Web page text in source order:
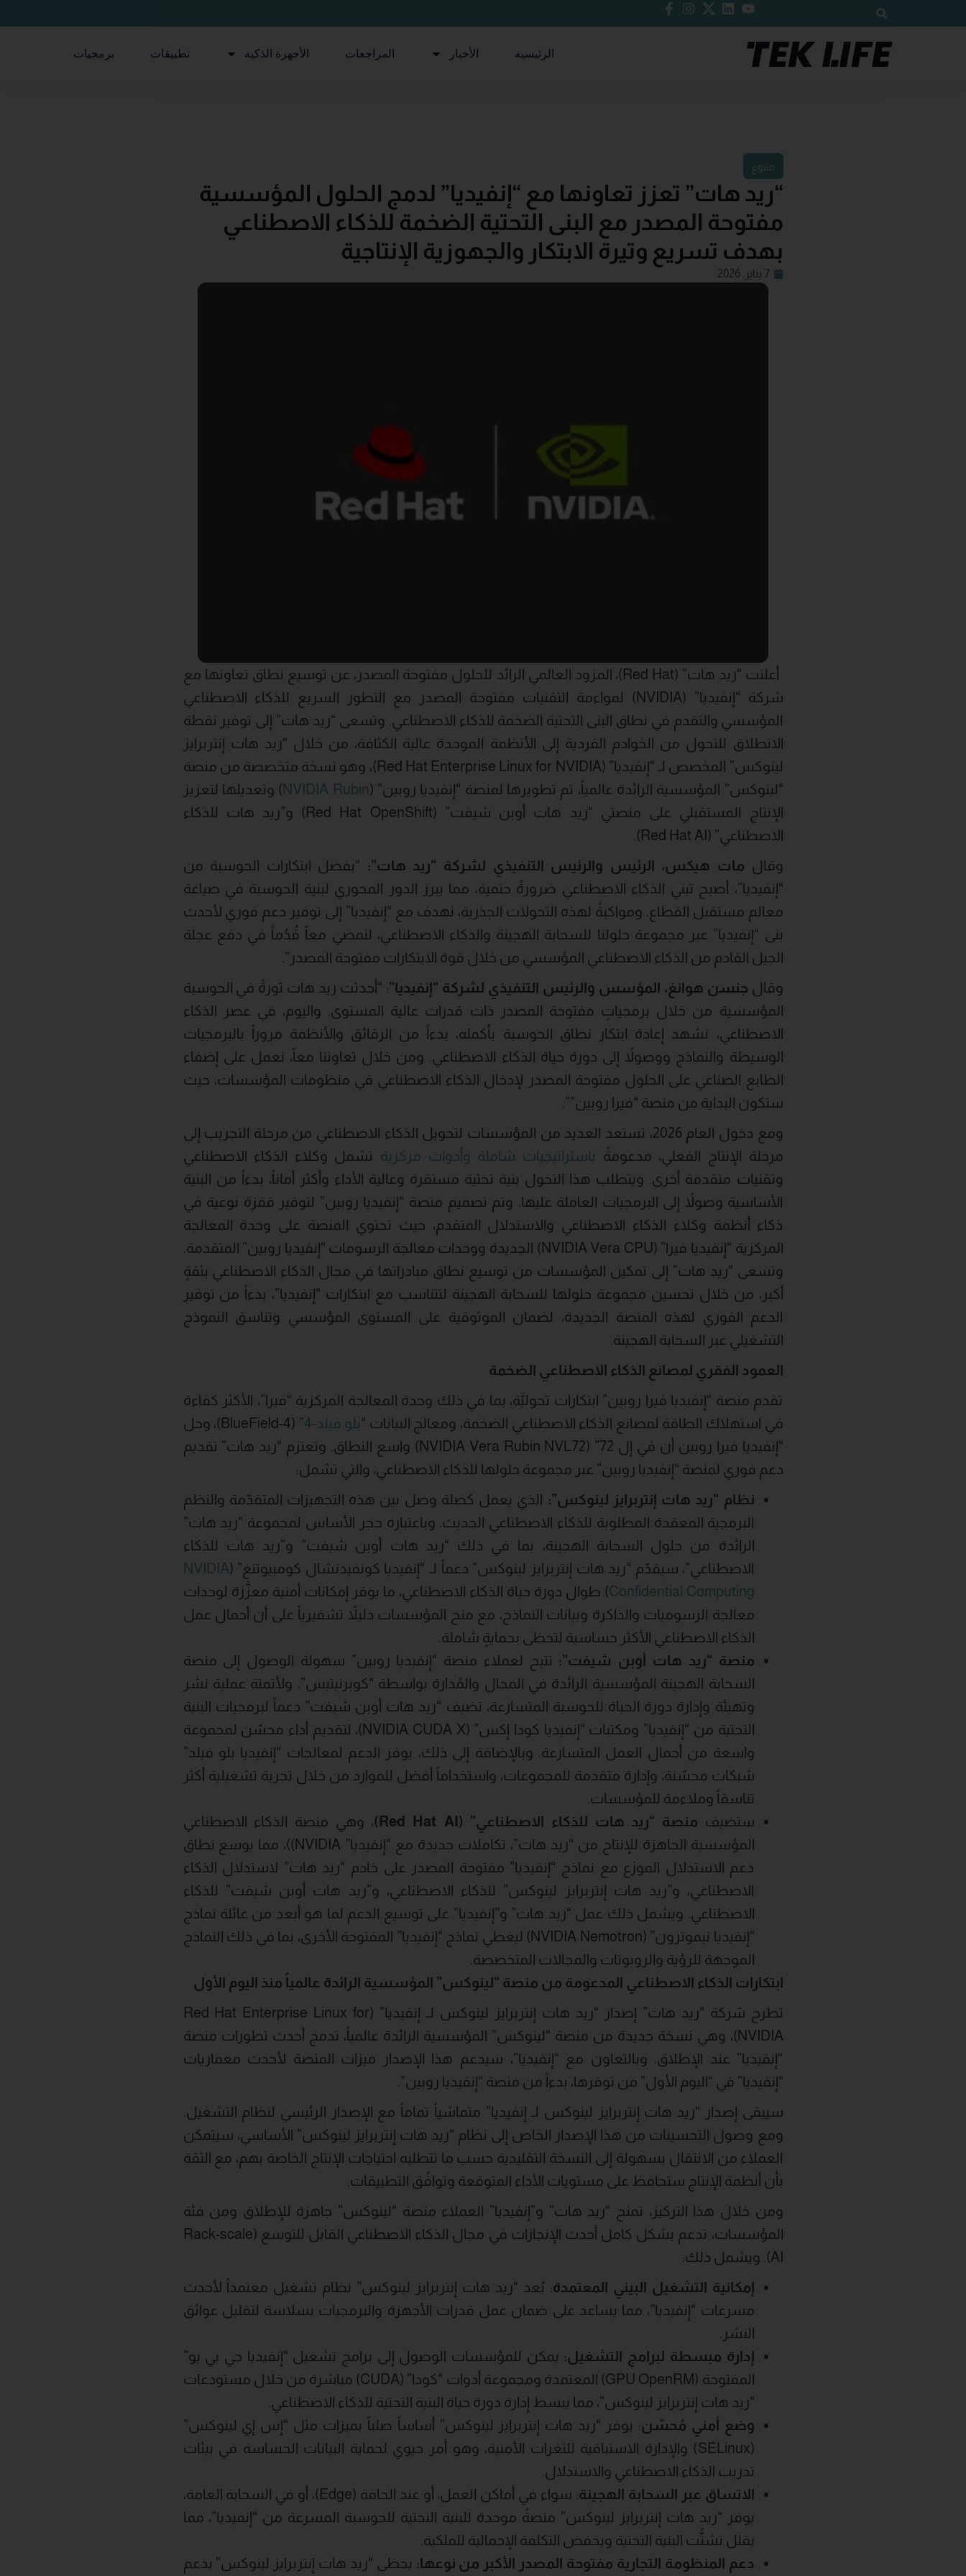
الرئيسية الأخبار المراجعات الأجهزة الذكية تطبيقات برمجيات
متنوع
“ريد هات” تعزز تعاونها مع “إنفيديا” لدمج الحلول المؤسسية
مفتوحة المصدر مع البنى التحتية الضخمة للذكاء الاصطناعي
بهدف تسريع وتيرة الابتكار والجهوزية الإنتاجية
7 يناير, 2026
أعلنت “ريد هات” (Red Hat)، المزود العالمي الرائد للحلول مفتوحة المصدر، عن توسيع نطاق تعاونها مع
شركة “إنفيديا” (NVIDIA) لمواءمة التقنيات مفتوحة المصدر مع التطور السريع للذكاء الاصطناعي
المؤسسي والتقدم في نطاق البنى التحتية الضخمة للذكاء الاصطناعي. وتسعى “ريد هات” إلى توفير نقطة
الانطلاق للتحول من الخوادم الفردية إلى الأنظمة الموحدة عالية الكثافة، من خلال “ريد هات إنتربرايز
لينوكس” المخصص لـ “إنفيديا” (Red Hat Enterprise Linux for NVIDIA)، وهو نسخة متخصصة من منصة
“لينوكس” المؤسسية الرائدة عالمياً، تم تطويرها لمنصة “إنفيديا روبين” (NVIDIA Rubin) وتعديلها لتعزيز
الإنتاج المستقبلي على منصتي “ريد هات أوبن شيفت” (Red Hat OpenShift) و”ريد هات للذكاء
الاصطناعي” (Red Hat AI).
وقال مات هيكس، الرئيس والرئيس التنفيذي لشركة “ريد هات”: “بفضل ابتكارات الحوسبة من
“إنفيديا”، أصبح تبني الذكاء الاصطناعي ضرورةً حتمية، مما يبرز الدور المحوري لبنية الحوسبة في صياغة
معالم مستقبل القطاع. ومواكبةً لهذه التحولات الجذرية، نهدف مع “إنفيديا” إلى توفير دعم فوري لأحدث
بنى “إنفيديا” عبر مجموعة حلولنا للسحابة الهجينة والذكاء الاصطناعي، لنمضي معاً قُدُماً في دفع عجلة
الجيل القادم من الذكاء الاصطناعي المؤسسي من خلال قوة الابتكارات مفتوحة المصدر”.
وقال جنسن هوانغ، المؤسس والرئيس التنفيذي لشركة “إنفيديا”: “أحدثت ريد هات ثورةً في الحوسبة
المؤسسية من خلال برمجياتٍ مفتوحة المصدر ذات قدرات عالية المستوى. واليوم، في عصر الذكاء
الاصطناعي، نشهد إعادة ابتكار نطاق الحوسبة بأكمله، بدءاً من الرقائق والأنظمة مروراً بالبرمجيات
الوسيطة والنماذج ووصولاً إلى دورة حياة الذكاء الاصطناعي. ومن خلال تعاوننا معاً، نعمل على إضفاء
الطابع الصناعي على الحلول مفتوحة المصدر لإدخال الذكاء الاصطناعي في منظومات المؤسسات، حيث
ستكون البداية من منصة “فيرا روبين””.
ومع دخول العام 2026، تستعد العديد من المؤسسات لتحويل الذكاء الاصطناعي من مرحلة التجريب إلى
مرحلة الإنتاج الفعلي، مدعومةً باستراتيجيات شاملة وأدوات مركزية تشمل وكلاء الذكاء الاصطناعي
وتقنيات متقدمة أخرى. ويتطلب هذا التحول بنية تحتية مستقرة وعالية الأداء وأكثر أماناً، بدءاً من البنية
الأساسية وصولاً إلى البرمجيات العاملة عليها. وتم تصميم منصة “إنفيديا روبين” لتوفير قفزة نوعية في
ذكاء أنظمة وكلاء الذكاء الاصطناعي والاستدلال المتقدم، حيث تحتوي المنصة على وحدة المعالجة
المركزية “إنفيديا فيرا” (NVIDIA Vera CPU) الجديدة ووحدات معالجة الرسومات “إنفيديا روبين” المتقدمة.
وتسعى “ريد هات” إلى تمكين المؤسسات من توسيع نطاق مبادراتها في مجال الذكاء الاصطناعي بثقةٍ
أكبر، من خلال تحسين مجموعة حلولها للسحابة الهجينة لتتناسب مع ابتكارات “إنفيديا”، بدءاً من توفير
الدعم الفوري لهذه المنصة الجديدة، لضمان الموثوقية على المستوى المؤسسي وتناسق النموذج
التشغيلي عبر السحابة الهجينة.
العمود الفقري لمصانع الذكاء الاصطناعي الضخمة
تقدم منصة “إنفيديا فيرا روبين” ابتكارات تحوليَّة، بما في ذلك وحدة المعالجة المركزية “فيرا”، الأكثر كفاءة
في استهلاك الطاقة لمصانع الذكاء الاصطناعي الضخمة، ومعالج البيانات “بلو فيلد-4
” (BlueField-4)، وحل
“إنفيديا فيرا روبين أن في إل 72” (NVIDIA Vera Rubin NVL72) واسع النطاق. وتعتزم “ريد هات” تقديم
دعم فوري لمنصة “إنفيديا روبين” عبر مجموعة حلولها للذكاء الاصطناعي، والتي تشمل:
نظام “ريد هات إنتربرايز لينوكس”: الذي يعمل كصلة وصل بين هذه التجهيزات المتقدّمة والنظم
البرمجية المعقدة المطلوبة للذكاء الاصطناعي الحديث. وباعتباره حجر الأساس لمجموعة “ريد هات”
الرائدة من حلول السحابة الهجينة، بما في ذلك “ريد هات أوبن شيفت” و”ريد هات للذكاء
الاصطناعي”، سيقدّم “ريد هات إنتربرايز لينوكس” دعماً لـ “إنفيديا كونفيدنشال كومبيوتنغ” (NVIDIA
Confidential Computing) طوال دورة حياة الذكاء الاصطناعي، ما يوفر إمكانات أمنية معزَّزة لوحدات
معالجة الرسوميات والذاكرة وبيانات النماذج، مع منح المؤسسات دليلاً تشفيرياً على أن أحمال عمل
الذكاء الاصطناعي الأكثر حساسية لتحظى بحمايةٍ شاملة.
منصة “ريد هات أوبن شيفت”: تتيح لعملاء منصة “إنفيديا روبين” سهولة الوصول إلى منصة
السحابة الهجينة المؤسسية الرائدة في المجال والمُدارة بواسطة “كوبرنيتيس”. ولأتمتة عملية نشر
وتهيئة وإدارة دورة الحياة للحوسبة المتسارعة، تضيف “ريد هات أوبن شيفت” دعماً لبرمجيات البنية
التحتية من “إنفيديا” ومكتبات “إنفيديا كودا إكس” (NVIDIA CUDA X)، لتقديم أداء محسّن لمجموعة
واسعة من أحمال العمل المتسارعة. وبالإضافة إلى ذلك، يوفر الدعم لمعالجات “إنفيديا بلو فيلد”
شبكات محسّنة، وإدارة متقدمة للمجموعات، واستخداماً أفضل للموارد من خلال تجربة تشغيلية أكثر
تناسقاً وملاءمة للمؤسسات.
ستضيف منصة “ريد هات للذكاء الاصطناعي” ( Red Hat AI
)، وهي منصة الذكاء الاصطناعي
المؤسسية الجاهزة للإنتاج من “ريد هات”، تكاملات جديدة مع “إنفيديا” NVIDIA))، مما يوسع نطاق
دعم الاستدلال الموزع مع نماذج “إنفيديا” مفتوحة المصدر على خادم “ريد هات” لاستدلال الذكاء
الاصطناعي، و”ريد هات إنتربرايز لينوكس” للذكاء الاصطناعي، و”ريد هات أوبن شيفت” للذكاء
الاصطناعي. ويشمل ذلك عمل “ريد هات” و”إنفيديا” على توسيع الدعم لما هو أبعد من عائلة نماذج
“إنفيديا نيموترون” (NVIDIA Nemotron) ليغطي نماذج “إنفيديا” المفتوحة الأخرى، بما في ذلك النماذج
الموجهة للرؤية والروبوتات والمجالات المتخصصة.
ابتكارات الذكاء الاصطناعي المدعومة من منصة “لينوكس” المؤسسية الرائدة عالمياً منذ اليوم الأول
تطرح شركة “ريد هات” إصدار “ريد هات إنتربرايز لينوكس لـ إنفيديا” (Red Hat Enterprise Linux for
NVIDIA)، وهي نسخة جديدة من منصة “لينوكس” المؤسسية الرائدة عالمياً، تدمج أحدث تطورات منصة
“إنفيديا” عند الإطلاق. وبالتعاون مع “إنفيديا”، سيدعم هذا الإصدار ميزات المنصة لأحدث معماريات
“إنفيديا” في “اليوم الأول” من توفرها، بدءاً من منصة “إنفيديا روبين”.
سيبقى إصدار “ريد هات إنتربرايز لينوكس لـ إنفيديا” متماشياً تماماً مع الإصدار الرئيسي لنظام التشغيل.
ومع وصول التحسينات من هذا الإصدار الخاص إلى نظام “ريد هات إنتربرايز لينوكس” الأساسي، سيتمكن
العملاء من الانتقال بسهولة إلى النسخة التقليدية حسب ما تتطلبه احتياجات الإنتاج الخاصة بهم، مع الثقة
بأن أنظمة الإنتاج ستحافظ على مستويات الأداء المتوقعة وتوافُق التطبيقات.
ومن خلال هذا التركيز، تمنح “ريد هات” و”إنفيديا” العملاء منصة “لينوكس” جاهزة للإطلاق ومن فئة
المؤسسات، تدعم بشكل كامل أحدث الإنجازات في مجال الذكاء الاصطناعي القابل للتوسع (Rack-scale
AI). ويشمل ذلك:
إمكانية التشغيل البيني المعتمدة: يُعد “ريد هات إنتربرايز لينوكس” نظام تشغيل معتمداً لأحدث
مسرعات “إنفيديا”، مما يساعد على ضمان عمل قدرات الأجهزة والبرمجيات بسلاسة لتقليل عوائق
النشر.
إدارة مبسطة لبرامج التشغيل: يمكن للمؤسسات الوصول إلى برامج تشغيل “إنفيديا جي بي يو”
المفتوحة (GPU OpenRM) المعتمدة ومجموعة أدوات “كودا” (CUDA) مباشرة من خلال مستودعات
“ريد هات إنتربرايز لينوكس”، مما يبسط إدارة دورة حياة البنية التحتية للذكاء الاصطناعي.
وضع أمني مُحسّن: يوفر “ريد هات إنتربرايز لينوكس” أساساً صلباً بميزات مثل “إس إي لينوكس”
(SELinux) والإدارة الاستباقية للثغرات الأمنية، وهو أمر حيوي لحماية البيانات الحساسة في بيئات
تدريب الذكاء الاصطناعي والاستدلال.
الاتساق عبر السحابة الهجينة
: سواء في أماكن العمل، أو عند الحافة (Edge)، أو في السحابة العامة،
يوفر “ريد هات إنتربرايز لينوكس” منصةً موحدة للبنية التحتية للحوسبة المسرعة من “إنفيديا”، مما
يقلل تشتُّت البنية التحتية ويخفض التكلفة الإجمالية للملكية.
دعم المنظومة التجارية مفتوحة المصدر الأكبر من نوعها: يحظى “ريد هات إنتربرايز لينوكس” بدعم